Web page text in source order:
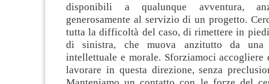
disponibili a qualunque avventura,
generosamente al servizio di un progetto.
tutta la difficoltà del caso, di rimettere in
di sinistra, che muova anzitutto da una
intellettuale e morale. Sforziamoci
lavorare in questa direzione, senza